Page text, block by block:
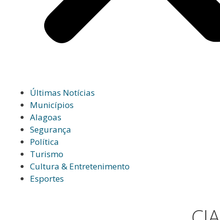
Últimas Notícias
Municípios
Alagoas
Segurança
Política
Turismo
Cultura & Entretenimento
Esportes